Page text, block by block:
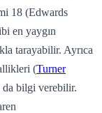
18 (Edwards
en yaygın
tarayabilir. Ayrıca
(Turner
da bilgi verebilir.